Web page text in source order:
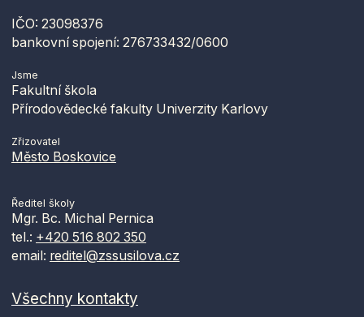
IČO: 23098376
bankovní spojení: 276733432/0600
Jsme
Fakultní škola
Přírodovědecké fakulty Univerzity Karlovy
Zřizovatel
Město Boskovice
Ředitel školy
Mgr. Bc. Michal Pernica
tel.: +420 516 802 350
email: reditel@zssusilova.cz
Všechny kontakty